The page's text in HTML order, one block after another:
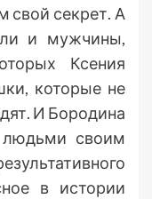
свой секрет. А
и мужчины,
Ксения
которые не
И Бородина
людьми своим
в истории